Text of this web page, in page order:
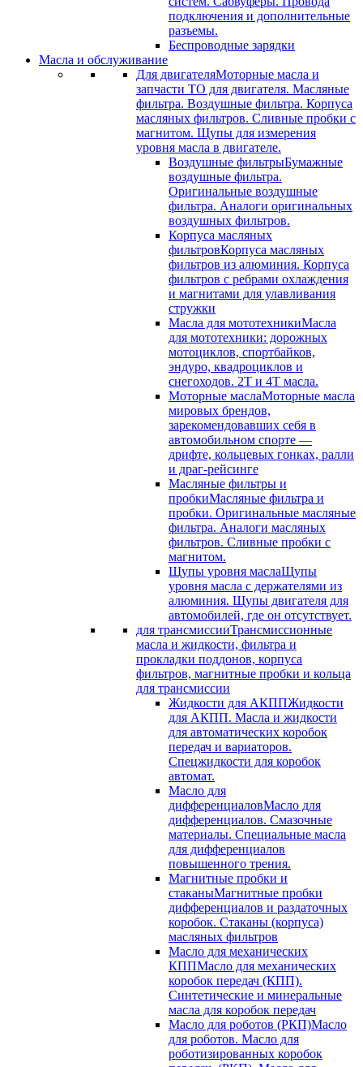
подключения и дополнительные
разъемы.
Беспроводные зарядки
Масла и обслуживание
Для двигателяМоторные масла и
запчасти ТО для двигателя. Масляные
фильтра. Воздушные фильтра. Корпуса
масляных фильтров. Сливные пробки с
магнитом. Щупы для измерения
уровня масла в двигателе.
Воздушные фильтрыБумажные
воздушные фильтра.
Оригинальные воздушные
фильтра. Аналоги оригинальных
воздушных фильтров.
Корпуса масляных
фильтровКорпуса масляных
фильтров из алюминия. Корпуса
фильтров с ребрами охлаждения
и магнитами для улавливания
стружки
Масла для мототехникиМасла
для мототехники: дорожных
мотоциклов, спортбайков,
эндуро, квадроциклов и
снегоходов. 2T и 4T масла.
Моторные маслаМоторные масла
мировых брендов,
зарекомендовавших себя в
автомобильном спорте —
дрифте, кольцевых гонках, ралли
и драг-рейсинге
Масляные фильтры и
пробкиМасляные фильтра и
пробки. Оригинальные масляные
фильтра. Аналоги масляных
фильтров. Сливные пробки с
магнитом.
Щупы уровня маслаЩупы
уровня масла с держателями из
алюминия. Щупы двигателя для
автомобилей, где он отсутствует.
для трансмиссииТрансмиссионные
масла и жидкости, фильтра и
прокладки поддонов, корпуса
фильтров, магнитные пробки и кольца
для трансмиссии
Жидкости для АКППЖидкости
для АКПП. Масла и жидкости
для автоматических коробок
передач и вариаторов.
Спецжидкости для коробок
автомат.
Масло для
дифференциаловМасло для
дифференциалов. Смазочные
материалы. Специальные масла
для дифференциалов
повышенного трения.
Магнитные пробки и
стаканыМагнитные пробки
дифференциалов и раздаточных
коробок. Стаканы (корпуса)
масляных фильтров
Масло для механических
КППМасло для механических
коробок передач (КПП).
Синтетические и минеральные
масла для коробок передач
Масло для роботов (РКП)Масло
для роботов. Масло для
роботизированных коробок